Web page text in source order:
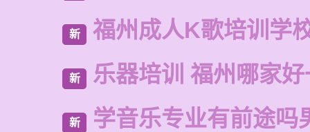
新 福州成人K歌培训学
新 乐器培训 福州哪家
新 学音乐专业有前途吗